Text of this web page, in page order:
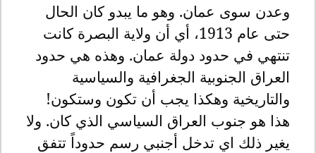
وعدن سوى عمان. وهو ما يبدو كان الحال
حتى عام 1913، أي أن ولاية البصرة كانت
تنتهي في حدود دولة عمان. وهذه هي حدود
العراق الجنوبية الجغرافية والسياسية
والتاريخية وهكذا يجب أن تكون وستكون!
هذا هو جنوب العراق السياسي الذي كان. ولا
يغير ذلك اي تدخل أجنبي رسم حدوداً تتفق